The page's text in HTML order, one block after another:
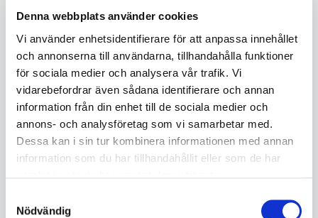
Denna webbplats använder cookies
Vi använder enhetsidentifierare för att anpassa innehållet
och annonserna till användarna, tillhandahålla funktioner
för sociala medier och analysera vår trafik. Vi
vidarebefordrar även sådana identifierare och annan
information från din enhet till de sociala medier och
annons- och analysföretag som vi samarbetar med.
Dessa kan i sin tur kombinera informationen med annan
information som du har tillhandahållit eller som de har
Nödvändig